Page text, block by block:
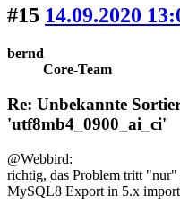
#15 14.09.2020
bernd
Core-Team
Re: Unbekannte
'utf8mb4_0900_ai_ci'
@Webbird:
richtig, das Problem tritt
MySQL8 Export in 5.x